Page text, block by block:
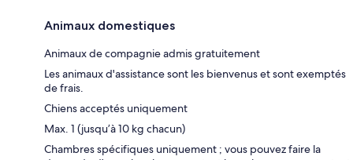
Animaux domestiques
Animaux de compagnie admis gratuitement
Les animaux d'assistance sont les bienvenus et sont exemptés
de frais.
Chiens acceptés uniquement
Max. 1 (jusqu’à 10 kg chacun)
Chambres spécifiques uniquement ; vous pouvez faire la